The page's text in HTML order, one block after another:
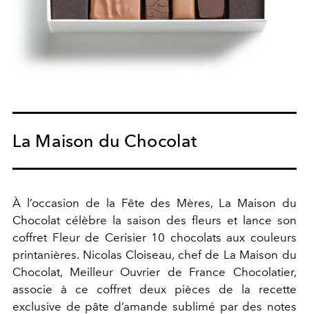
La Maison du Chocolat
À l’occasion de la Fête des Mères, La Maison du
Chocolat célèbre la saison des fleurs et lance son
coffret Fleur de Cerisier 10 chocolats aux couleurs
printanières. Nicolas Cloiseau, chef de La Maison du
Chocolat, Meilleur Ouvrier de France Chocolatier,
associe à ce coffret deux pièces de la recette
exclusive de pâte d’amande sublimé par des notes